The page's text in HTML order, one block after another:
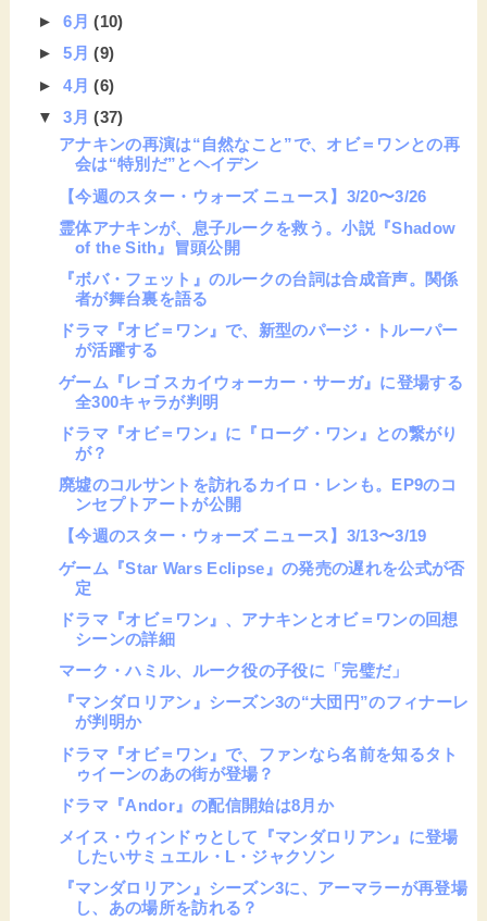
►6月(10)
►5月(9)
►4月(6)
▼3月(37)
アナキンの再演は“自然なこと”で、オビ＝ワンとの再
会は“特別だ”とヘイデン
【今週のスター・ウォーズ ニュース】3/20〜3/26
霊体アナキンが、息子ルークを救う。小説『Shadow
of the Sith』冒頭公開
『ボバ・フェット』のルークの台詞は合成音声。関係
者が舞台裏を語る
ドラマ『オビ＝ワン』で、新型のパージ・トルーパー
が活躍する
ゲーム『レゴ スカイウォーカー・サーガ』に登場する
全300キャラが判明
ドラマ『オビ＝ワン』に『ローグ・ワン』との繋がり
が？
廃墟のコルサントを訪れるカイロ・レンも。EP9のコ
ンセプトアートが公開
【今週のスター・ウォーズ ニュース】3/13〜3/19
ゲーム『Star Wars Eclipse』の発売の遅れを公式が否
定
ドラマ『オビ＝ワン』、アナキンとオビ＝ワンの回想
シーンの詳細
マーク・ハミル、ルーク役の子役に「完璧だ」
『マンダロリアン』シーズン3の“大団円”のフィナーレ
が判明か
ドラマ『オビ＝ワン』で、ファンなら名前を知るタト
ゥイーンのあの街が登場？
ドラマ『Andor』の配信開始は8月か
メイス・ウィンドゥとして『マンダロリアン』に登場
したいサミュエル・L・ジャクソン
『マンダロリアン』シーズン3に、アーマラーが再登場
し、あの場所を訪れる？